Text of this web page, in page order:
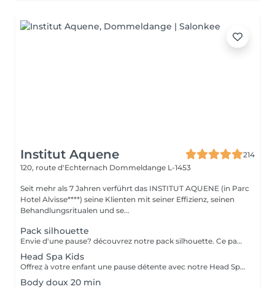
Institut Aquene
214
120, route d'Echternach Dommeldange L-1453
Seit mehr als 7 Jahren verführt das INSTITUT AQUENE (in Parc
Hotel Alvisse****) seine Klienten mit seiner Effizienz, seinen
Behandlungsritualen und se...
Pack silhouette
Envie d'une pause? découvrez notre pack silhouette. Ce pack comprend: - Un gommage du corps pour exfolier la peau - Un enveloppement du corps pour le renourrir en profondeur - Un drainage lymphatique brésilien détoxifier le corps - Madérothérapie corps complet pour le raffermissant et l'aspect peau d'orange Au prix de 355€ au lieu de 418€
Head Spa Kids
Offrez à votre enfant une pause détente avec notre Head Spa Kids, un soin de 30 min spécialement conçu pour les jeunes de 10 à 13 ans. Ce rituel doux et apaisant prend soin de leur cuir chevelu tout en leur offrant un moment de relaxation adapté à leur âge. Ce soin comprend - Nettoyage délicat: Un lavage doux adapté aux cheveux et cuir chevelu des enfants. - Massage relaxant: Une gestuelle apaisante pour favoriser la détente et stimuler la microcirculation. - Hydratation légère: des produits respectueux, spécialement choisis pour nourrir et protéger leurs cheveux. Un sèche cheveux et des brosses sont mis à sa disposition pour que votre enfant ne sorte pas avec la tête mouillée
Body doux 20 min